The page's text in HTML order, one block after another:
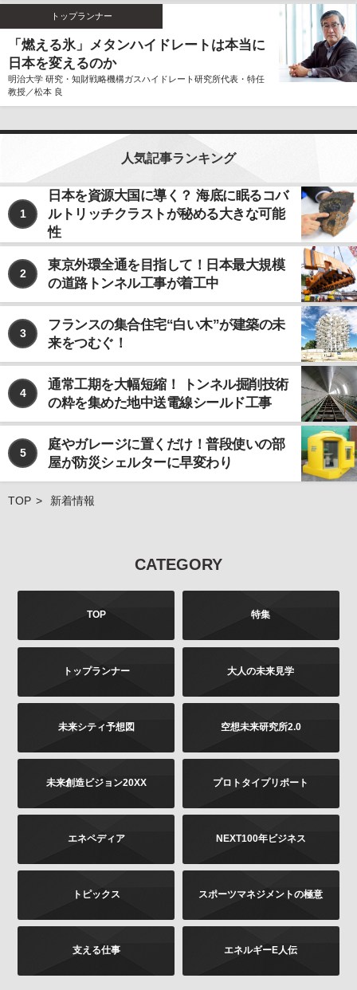
を防止するため、必要かつ適切な安全管理措置を講じ
ます。
お客様よりご提供いただきました個人情報は、その利
用目的の達成に必要な範囲内において、正確かつ最新
の内容に保つよう努力するものとします。
を、上記ならびに下記に該当する場合を除いて、お客
様の事前のご同意をいただくことなく、お客様よりご
提供いただいた個人情報を第三者に開示、提供いたし
ません。
利用目的の遂行のため、個人情報の取り扱いを第
法令に基づく場合
なお、個人情報の取り扱いを第三者に委託する場合で
あっても、お客様の個人情報の安全管理が図れるよ
う、当社は当該委託先に対して、必要かつ適切な監督
を行います。
ご注意
当社が運営するインターネット上のwebサイトには、
外部へのリンクが含まれている場合があります。この
ような外部のwebサイトにおいてのお客様の個人情報
の取り扱いについては、当社では責任を負いかねます
のでご注意ください。 また、当社が発行する雑誌等の
商品において、広告などにより当社以外の第三者が独
自に個人情報を収集する場合がございます。このよう
な場合のお客様の個人情報の取り扱いにつきまして
お問合せについて
定めるところにより、お客様より、その利用目的、開
示、訂正、追加、削除、利用停止、消去、第三者への
は書面に下記の内容をご記載いただき、お客様が本人
トなどのコピー）を同封のうえ、郵送にて下記までお
願いします。お申し出内容の確認後、法令に基づき、
その他当社の個人情報の取扱いに関するお問い合せ、
ます。
お問い合せの内容（確認、訂正、削除など。訂正
の場合は訂正内容もご記載ください）
ご提供いただいた時期、方法など
お客様のご連絡先（ご住所、ご名前）
ご送付先：
株式会社KADOKAWA
トップランナー
「燃える氷」メタンハイドレートは本当に
日本を変えるのか
明治大学 研究・知財戦略機構ガスハイドレート研究所代表・特任
教授／松本 良
人気記事ランキング
1
日本を資源大国に導く？ 海底に眠るコバ
ルトリッチクラストが秘める大きな可能
性
2
東京外環全通を目指して！日本最大規模
の道路トンネル工事が着工中
3
フランスの集合住宅“白い木”が建築の未
来をつむぐ！
4
通常工期を大幅短縮！ トンネル掘削技術
の粋を集めた地中送電線シールド工事
5
庭やガレージに置くだけ！普段使いの部
屋が防災シェルターに早変わり
TOP 新着情報
CATEGORY
TOP 特集
トップランナー 大人の未来見学
未来シティ予想図 空想未来研究所2.0
未来創造ビジョン20XX プロトタイプリポート
エネペディア NEXT100年ビジネス
トピックス スポーツマネジメントの極意
支える仕事 エネルギーE人伝